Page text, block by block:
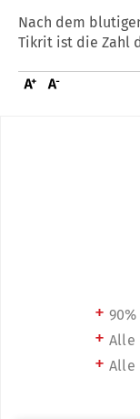
Nach dem
Tikrit ist die Zahl